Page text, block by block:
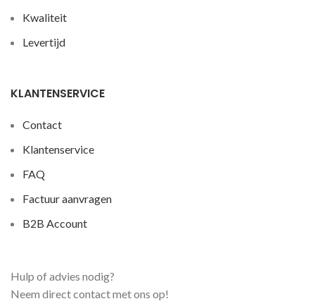
Kwaliteit
Levertijd
KLANTENSERVICE
Contact
Klantenservice
FAQ
Factuur aanvragen
B2B Account
Hulp of advies nodig?
Neem direct contact met ons op!